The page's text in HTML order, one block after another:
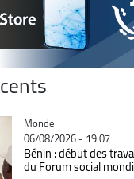
Catégorie
Monde
06/08/2026 - 19:07
Bénin : début des
du Forum social